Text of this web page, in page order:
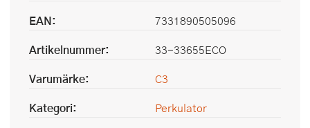
EAN:
7331890505096
Artikelnummer:
33-33655ECO
Varumärke:
C3
Kategori:
Perkulator